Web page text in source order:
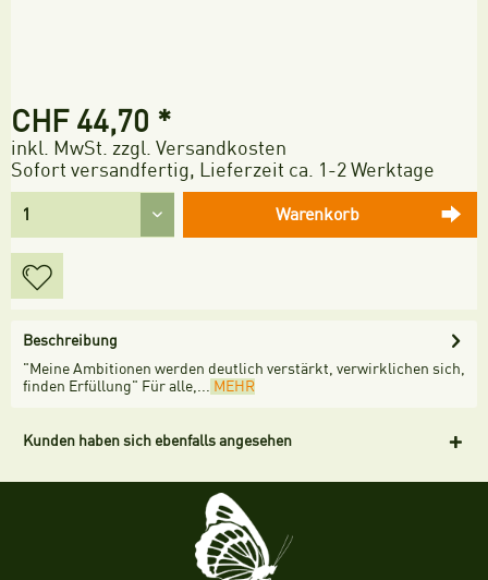
CHF 44,70 *
inkl. MwSt. zzgl. Versandkosten
Sofort versandfertig, Lieferzeit ca. 1-2 Werktage
Warenkorb
Beschreibung
"Meine Ambitionen werden deutlich verstärkt, verwirklichen sich,
finden Erfüllung" Für alle,... MEHR
Kunden haben sich ebenfalls angesehen